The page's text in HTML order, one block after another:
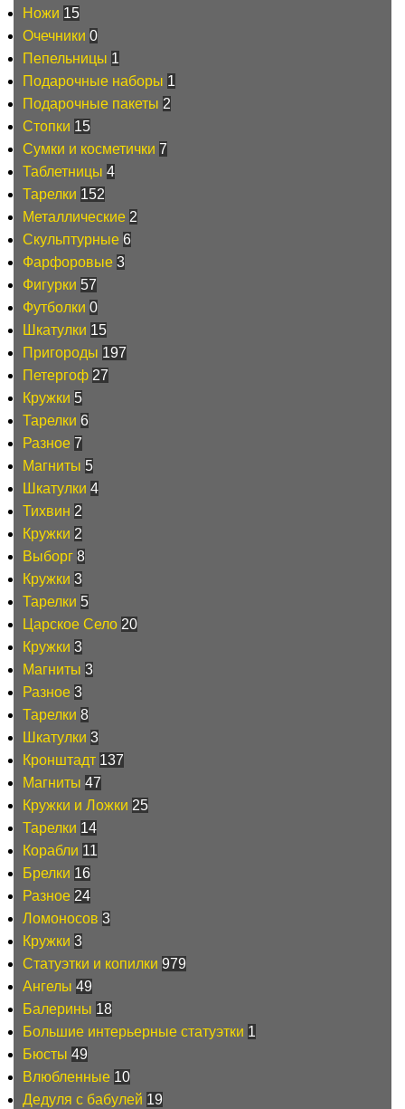
Ножи 15
Очечники 0
Пепельницы 1
Подарочные наборы 1
Подарочные пакеты 2
Стопки 15
Сумки и косметички 7
Таблетницы 4
Тарелки 152
Металлические 2
Скульптурные 6
Фарфоровые 3
Фигурки 57
Футболки 0
Шкатулки 15
Пригороды 197
Петергоф 27
Кружки 5
Тарелки 6
Разное 7
Магниты 5
Шкатулки 4
Тихвин 2
Кружки 2
Выборг 8
Кружки 3
Тарелки 5
Царское Село 20
Кружки 3
Магниты 3
Разное 3
Тарелки 8
Шкатулки 3
Кронштадт 137
Магниты 47
Кружки и Ложки 25
Тарелки 14
Корабли 11
Брелки 16
Разное 24
Ломоносов 3
Кружки 3
Статуэтки и копилки 979
Ангелы 49
Балерины 18
Большие интерьерные статуэтки 1
Бюсты 49
Влюбленные 10
Дедуля с бабулей 19